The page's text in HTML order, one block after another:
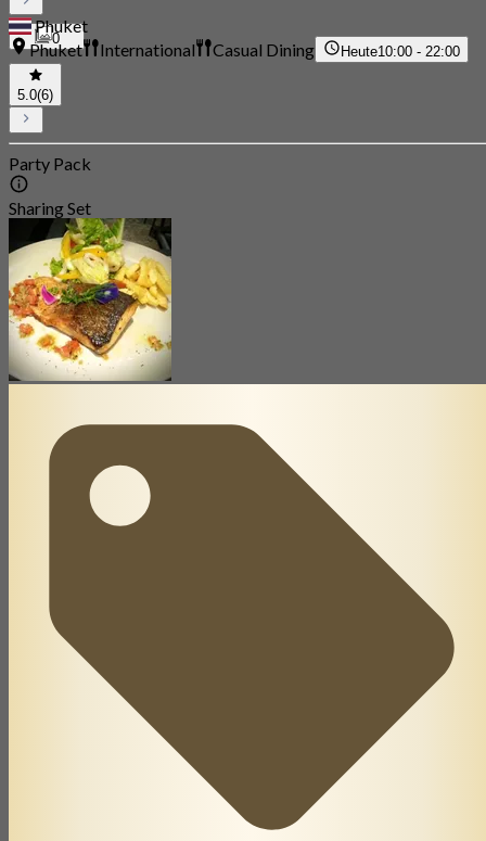
0
Phuket
Phuket
International Casual Dining Heute10:00 - 22:00
5.0(6)
Party Pack
Sharing Set